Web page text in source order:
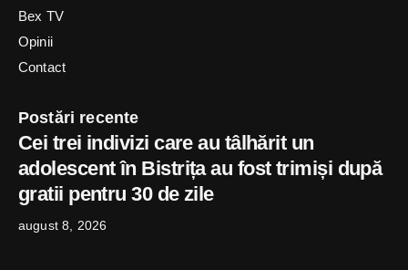
Bex TV
Opinii
Contact
Postări recente
Cei trei indivizi care au tâlhărit un
adolescent în Bistrița au fost trimiși după
gratii pentru 30 de zile
august 8, 2026